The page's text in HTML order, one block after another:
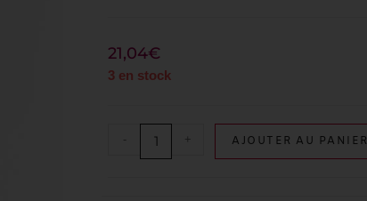
21,04€
3 en stock
- + AJOUTER AU PANIER